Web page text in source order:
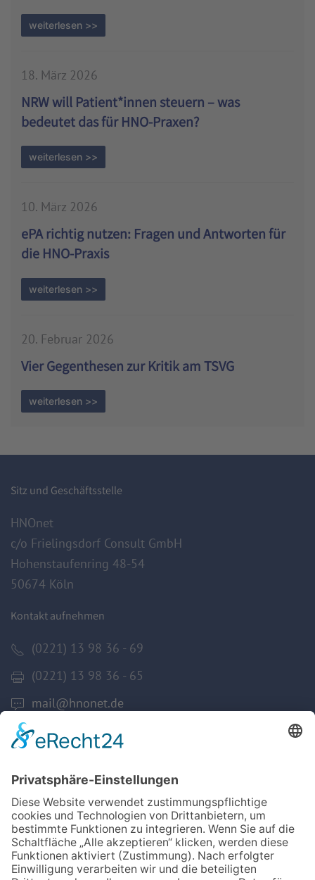
weiterlesen >>
18. März 2026
NRW will Patient*innen steuern – was
bedeutet das für HNO-Praxen?
weiterlesen >>
10. März 2026
ePA richtig nutzen: Fragen und Antworten für
die HNO-Praxis
weiterlesen >>
20. Februar 2026
Vier Gegenthesen zur Kritik am TSVG
weiterlesen >>
Sitz und Geschäftsstelle
HNOnet
c/o Frielingsdorf Consult GmbH
Hohenstaufenring 48-54
50674 Köln
Kontakt aufnehmen
(0221) 13 98 36 - 69
(0221) 13 98 36 - 65
mail@hnonet.de
Services
Für MFA
Arztsuche
Mitgliederbereich